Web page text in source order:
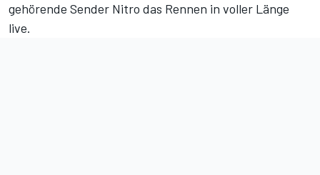
gehörende Sender Nitro das Rennen in voller Länge
live.